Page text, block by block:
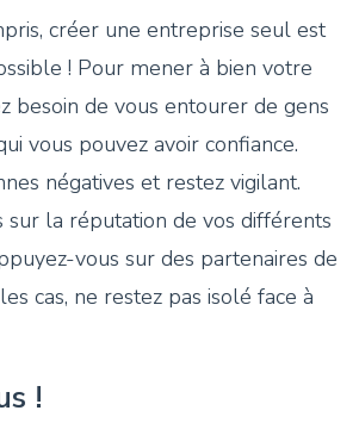
créer une entreprise seul est
! Pour mener à bien votre
besoin de vous entourer de gens
vous pouvez avoir confiance.
négatives et restez vigilant.
sur la réputation de vos différents
vous sur des partenaires de
cas, ne restez pas isolé face à
!